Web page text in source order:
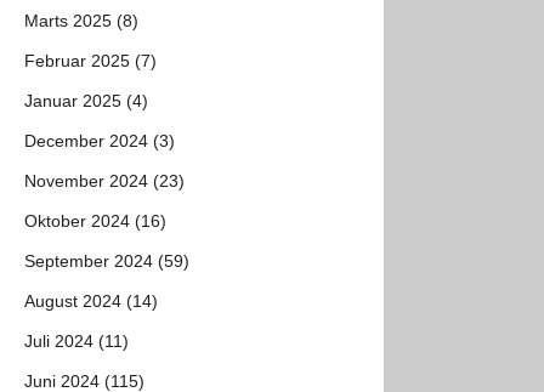
Marts 2025 (8)
Februar 2025 (7)
Januar 2025 (4)
December 2024 (3)
November 2024 (23)
Oktober 2024 (16)
September 2024 (59)
August 2024 (14)
Juli 2024 (11)
Juni 2024 (115)